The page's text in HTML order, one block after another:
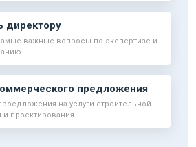
директору
важные вопросы по экспертизе и
предложения
на услуги строительной
и проектирования